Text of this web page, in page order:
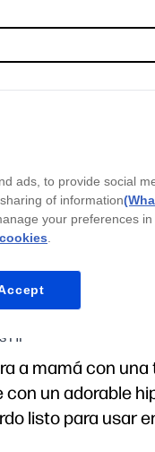
HP
a mamá con
con un adorable
listo para usar
ads, to provide social
of information
your preferences in